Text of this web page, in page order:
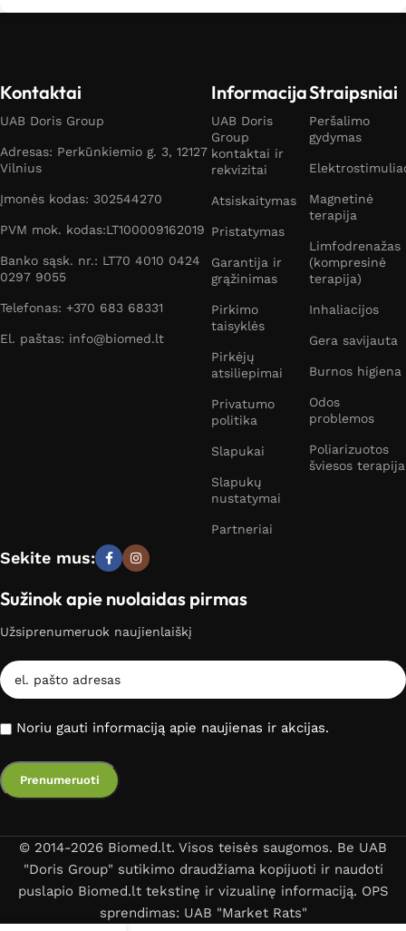
Kontaktai
UAB Doris Group
Adresas: Perkūnkiemio g. 3, 12127
Vilnius
Įmonės kodas: 302544270
PVM mok. kodas:LT100009162019
Banko sąsk. nr.: LT70 4010 0424
0297 9055
Telefonas: +370 683 68331
El. paštas: info@biomed.lt
Informacija
UAB Doris
Group
kontaktai ir
rekvizitai
Atsiskaitymas
Pristatymas
Garantija ir
grąžinimas
Pirkimo
taisyklės
Pirkėjų
atsiliepimai
Privatumo
politika
Slapukai
Slapukų
nustatymai
Partneriai
Straipsniai
Peršalimo
gydymas
Magnetinė
terapija
Limfodrenažas
(kompresinė
terapija)
Inhaliacijos
Gera savijauta
Burnos higiena
Odos
problemos
Poliarizuotos
šviesos terapija
Sekite mus:
Sužinok apie nuolaidas pirmas
Užsiprenumeruok naujienlaiškį
Noriu gauti informaciją apie naujienas ir akcijas.
© 2014-2026 Biomed.lt. Visos teisės saugomos. Be UAB
"Doris Group" sutikimo draudžiama kopijuoti ir naudoti
puslapio Biomed.lt tekstinę ir vizualinę informaciją. OPS
sprendimas: UAB "Market Rats"